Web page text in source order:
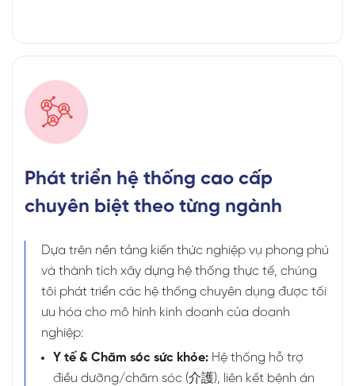
Phát triển hệ thống cao cấp
chuyên biệt theo từng ngành
Dựa trên nền tảng kiến thức nghiệp vụ phong phú
và thành tích xây dựng hệ thống thực tế, chúng
tôi phát triển các hệ thống chuyên dụng được tối
ưu hóa cho mô hình kinh doanh của doanh
nghiệp:
Y tế & Chăm sóc sức khỏe: Hệ thống hỗ trợ
điều dưỡng/chăm sóc (介護), liên kết bệnh án